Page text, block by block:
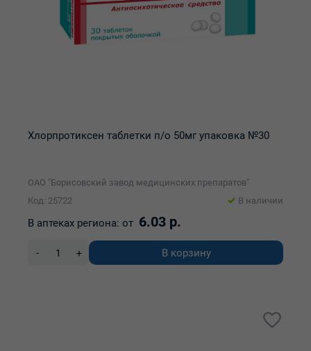
Хлорпротиксен таблетки п/о 50мг упаковка №30
ОАО "Борисовский завод медицинских препаратов"
Код: 25722
В наличии
В аптеках региона: от 6.03 р.
- + В корзину